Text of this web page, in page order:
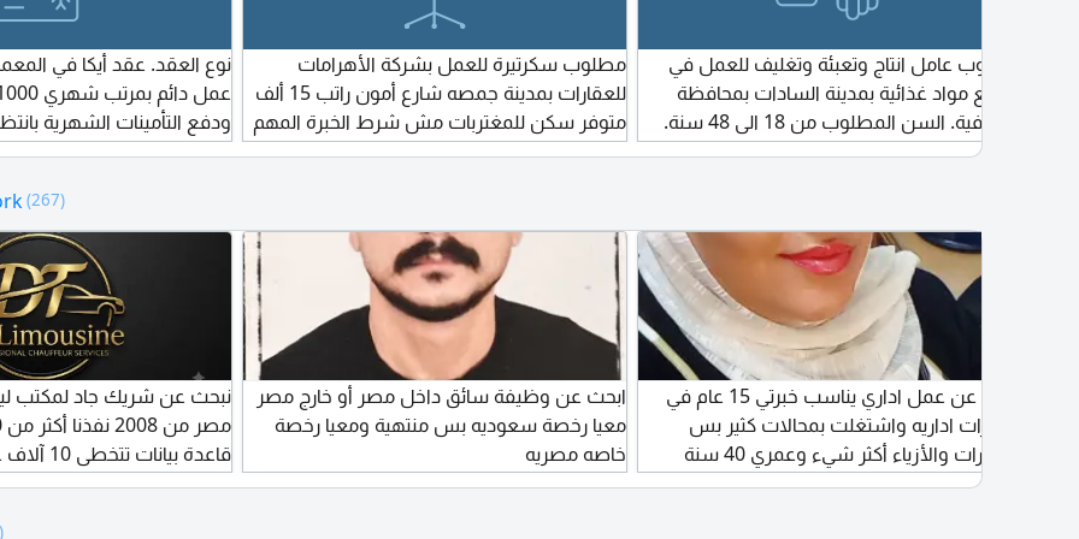
نوع العقد. عقد أيكا في
ودفع التأمينات الشهرية
المعاش في دولة اليونان
مبلغ مالي من الدولة
ألاف مع العقد 4
بعد مقابلة السفارة الأوراق
مطلوب سكرتيرة للعمل بشركة الأهرامات
للعقارات بمدينة جمصه شارع أمون راتب 15 ألف
متوفر سكن للمغتربات مش شرط الخبرة المهم
شخصيه جاده للعمل وحسنة المظهر
مطلوب عامل انتاج وتعبئة وتغليف للعمل في
مصنع مواد غذائية بمدينة السادات بمحافظة
المنوفية. السن المطلوب من 18 الى 48 سنة.
يتوفر نظام عمل 8 ساعات يوميا (منها ساعة
جنيه شهريا. يوفر العمل سلفا أسبوعية يومي
الاثنين والخميس، مع امكانية تناول منتجات
المصنع، كما يتوفر سكن والسكن مراقب
(267)
نبحث عن شريك جاد لمكتب
قاعدة
ابحث عن وظيفة سائق داخل مصر أو خارج مصر
معيا رخصة سعوديه بس منتهية ومعيا رخصة
خاصه مصريه
ابحث عن عمل اداري يناسب خبرتي 15 عام في
الامارات اداريه واشتغلت بمحالات كثير بس
العقارات والأزياء أكثر شيء وعمري 40 سنة
مصريه محجبة مؤهل معهد قسم كمبيوتر من